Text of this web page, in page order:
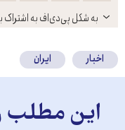
باز
کنید
به شکل پی‌دی‌اف به اشتراک
اخبار ایران
این مطلب